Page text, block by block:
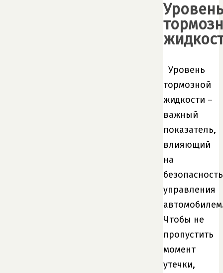
Уровень
Уровень
тормозной
жидкости –
важный
показатель,
влияющий
на
безопасность
управления
Чтобы не
пропустить
момент
утечки,